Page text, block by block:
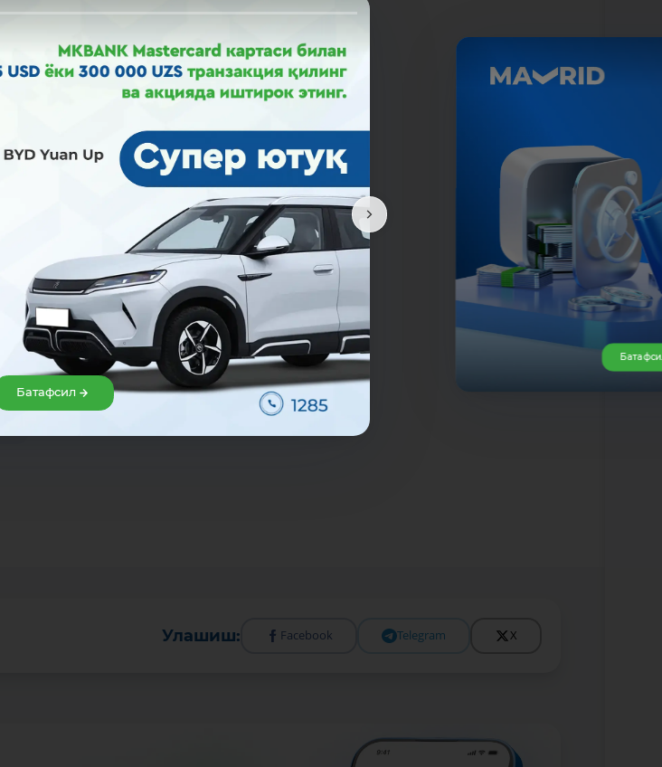
31 июл 2026
Севимли ресторанингизда
имтиёзлари сизни
кутмоқда!
Uzcard Sherdor картасини МКБАНК
офисларида расмийлаштиринг
Улашиш: Facebook Telegram X
Батафсил